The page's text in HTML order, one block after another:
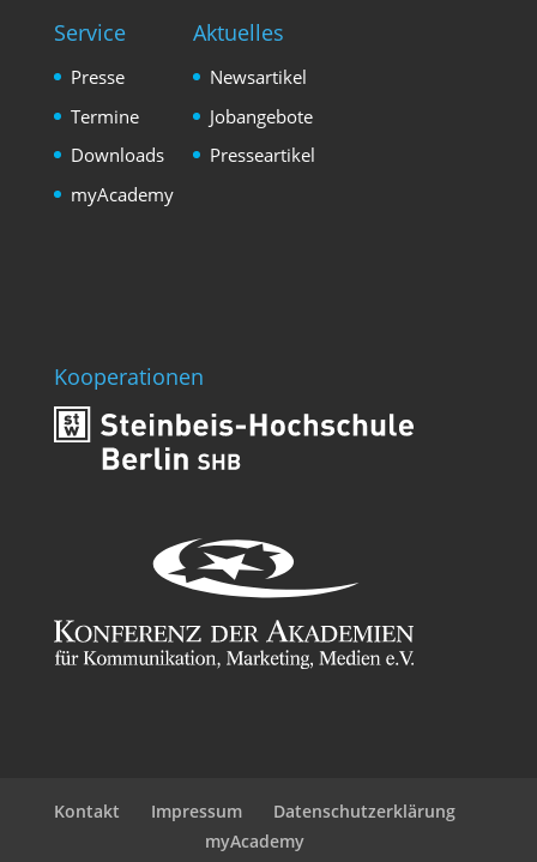
Service
Presse
Termine
Downloads
myAcademy
Aktuelles
Newsartikel
Jobangebote
Presseartikel
Kooperationen
Kontakt Impressum
Datenschutzerklärung
myAcademy